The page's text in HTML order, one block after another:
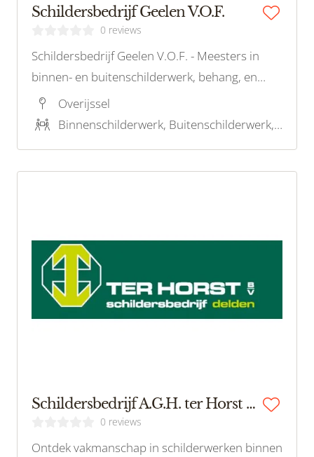
Schildersbedrijf Geelen V.O.F.
0 reviews
Schildersbedrijf Geelen V.O.F. - Meesters in
binnen- en buitenschilderwerk, behang, en
spuitwerk in Deurningen.
Overijssel
Binnenschilderwerk, Buitenschilderwerk, Latex spuiten, Decoratief schilderwerk, Onderhoudsschilderwerk
Schildersbedrijf A.G.H. ter Horst B.V.
0 reviews
Ontdek vakmanschap in schilderwerken binnen